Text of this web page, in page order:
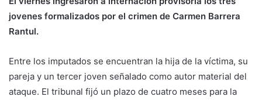
jovenes formalizados por el crimen de Carmen Barrera
Rantul.
Entre los imputados se encuentran la hija de la víctima, su
pareja y un tercer joven señalado como autor material del
ataque. El tribunal fijó un plazo de cuatro meses para la